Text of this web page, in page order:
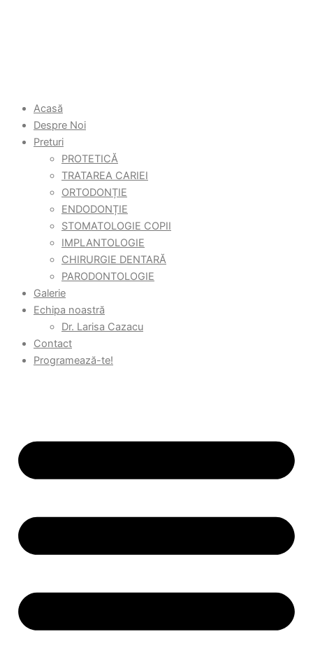
Acasă
Despre Noi
Preturi
PROTETICĂ
TRATAREA CARIEI
ORTODONȚIE
ENDODONȚIE
STOMATOLOGIE COPII
IMPLANTOLOGIE
CHIRURGIE DENTARĂ
PARODONTOLOGIE
Galerie
Echipa noastră
Dr. Larisa Cazacu
Contact
Programează-te!